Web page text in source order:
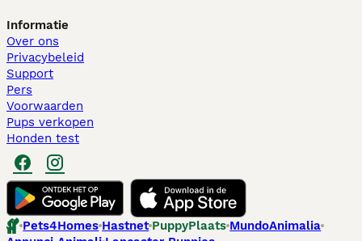
Informatie
Over ons
Privacybeleid
Support
Pers
Voorwaarden
Pups verkopen
Honden test
Pets4Homes Hastnet PuppyPlaats MundoAnimalia